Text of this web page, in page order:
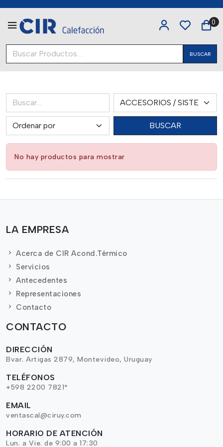
BUSCAR
0
BUSCAR
No hay productos para mostrar
LA EMPRESA
Acerca de CIR Acond.Térmico
Servicios
Antecedentes
Representaciones
Contacto
CONTACTO
DIRECCIÓN
Bvar. Artigas 2879, Montevideo, Uruguay
TELÉFONOS
+598 2200 7821*
EMAIL
ventascal@ciruy.com
HORARIO DE ATENCIÓN
Lun. a Vie. de 9:00 a 17:30